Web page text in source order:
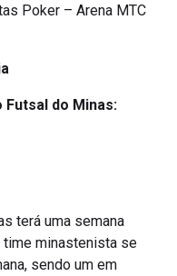
Poker – Arena MTC
do Minas:
terá uma semana
time minastenista se
sendo um em